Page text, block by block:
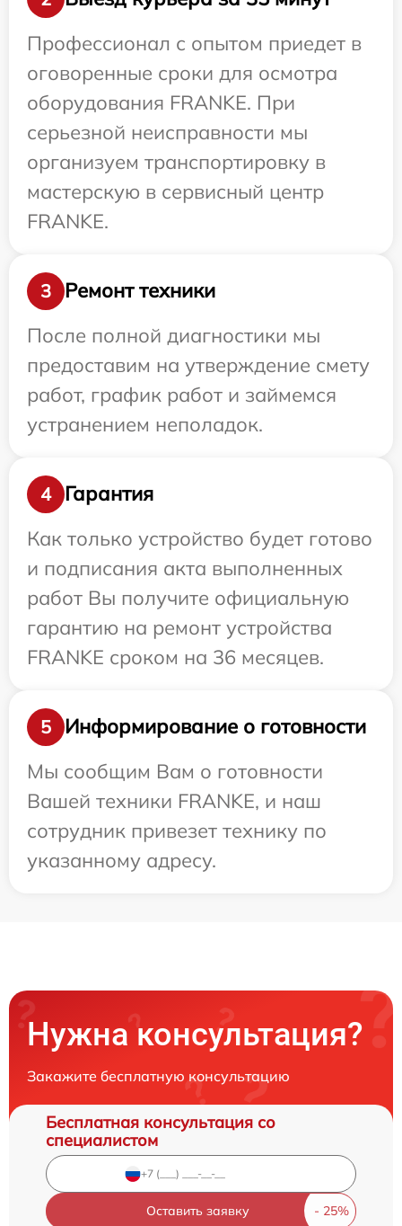
Профессионал с опытом приедет в
оговоренные сроки для осмотра
оборудования FRANKE. При
серьезной неисправности мы
организуем транспортировку в
мастерскую в сервисный центр
FRANKE.
3
Ремонт техники
После полной диагностики мы
предоставим на утверждение смету
работ, график работ и займемся
устранением неполадок.
4
Гарантия
Как только устройство будет готово
и подписания акта выполненных
работ Вы получите официальную
гарантию на ремонт устройства
FRANKE сроком на 36 месяцев.
5
Информирование о готовности
Мы сообщим Вам о готовности
Вашей техники FRANKE, и наш
сотрудник привезет технику по
указанному адресу.
Нужна консультация?
Закажите бесплатную консультацию
Бесплатная консультация со
специалистом
Оставить заявку